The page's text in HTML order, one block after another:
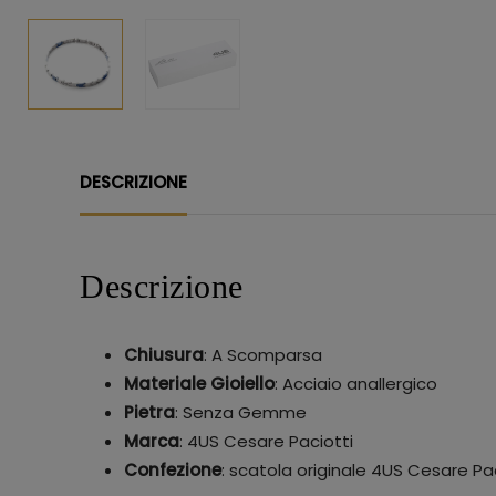
DESCRIZIONE
Descrizione
Chiusura: A Scomparsa
Materiale Gioiello: Acciaio anallergico
Pietra: Senza Gemme
Marca: 4US Cesare Paciotti
Confezione: scatola originale 4US Cesare